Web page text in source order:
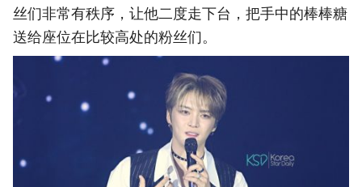
丝们非常有秩序，让他二度走下台，把手中的棒棒糖
送给座位在比较高处的粉丝们。